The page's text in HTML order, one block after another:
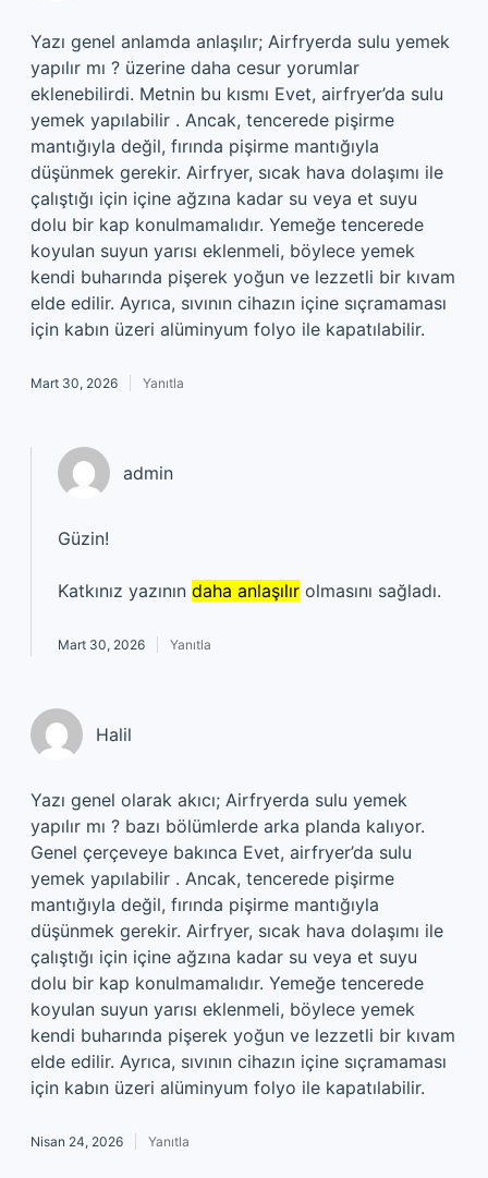
Yazı genel anlamda anlaşılır; Airfryerda sulu yemek
yapılır mı ? üzerine daha cesur yorumlar
eklenebilirdi. Metnin bu kısmı Evet, airfryer’da sulu
yemek yapılabilir . Ancak, tencerede pişirme
mantığıyla değil, fırında pişirme mantığıyla
düşünmek gerekir. Airfryer, sıcak hava dolaşımı ile
çalıştığı için içine ağzına kadar su veya et suyu
dolu bir kap konulmamalıdır. Yemeğe tencerede
koyulan suyun yarısı eklenmeli, böylece yemek
kendi buharında pişerek yoğun ve lezzetli bir kıvam
elde edilir. Ayrıca, sıvının cihazın içine sıçramaması
için kabın üzeri alüminyum folyo ile kapatılabilir.
Mart 30, 2026 Yanıtla
admin
Güzin!
Katkınız yazının daha anlaşılır olmasını sağladı.
Mart 30, 2026 Yanıtla
Halil
Yazı genel olarak akıcı; Airfryerda sulu yemek
yapılır mı ? bazı bölümlerde arka planda kalıyor.
Genel çerçeveye bakınca Evet, airfryer’da sulu
yemek yapılabilir . Ancak, tencerede pişirme
mantığıyla değil, fırında pişirme mantığıyla
düşünmek gerekir. Airfryer, sıcak hava dolaşımı ile
çalıştığı için içine ağzına kadar su veya et suyu
dolu bir kap konulmamalıdır. Yemeğe tencerede
koyulan suyun yarısı eklenmeli, böylece yemek
kendi buharında pişerek yoğun ve lezzetli bir kıvam
elde edilir. Ayrıca, sıvının cihazın içine sıçramaması
için kabın üzeri alüminyum folyo ile kapatılabilir.
Nisan 24, 2026 Yanıtla